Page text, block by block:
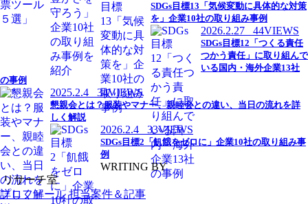
SDGs目標13「気候変動に具体的な対策
を」企業10社の取り組み事例
2026.2.27 44VIEWS
SDGs目標12「つくる責任
つかう責任」に取り組んで
いる国内・海外企業13社
の事例
2025.2.4 34VIEWS
懇親会とは？服装やマナー、親睦会との違い、当日の流れを詳
しく解説
2026.2.4 33VIEWS
SDGs目標2「飢餓をゼロに」企業10社の取り組み事
例
WRITING BY
リサーチ室
プロフィール 担当案件＆記事